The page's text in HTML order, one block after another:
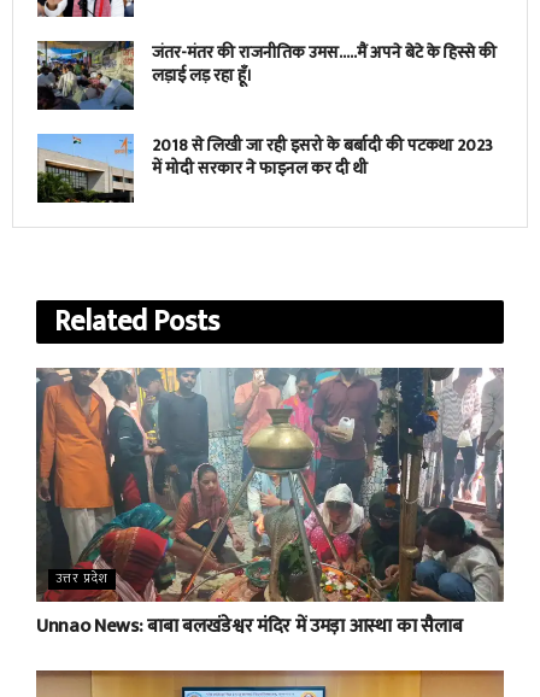
जंतर-मंतर की राजनीतिक उमस…..मैं अपने बेटे के हिस्से की
लड़ाई लड़ रहा हूँ।
2018 से लिखी जा रही इसरो के बर्बादी की पटकथा 2023
में मोदी सरकार ने फाइनल कर दी थी
RelatedPosts
उत्तर प्रदेश
Unnao News: बाबा बलखंडेश्वर मंदिर में उमड़ा आस्था का सैलाब